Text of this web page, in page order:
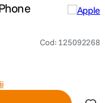
Cod: 125092268